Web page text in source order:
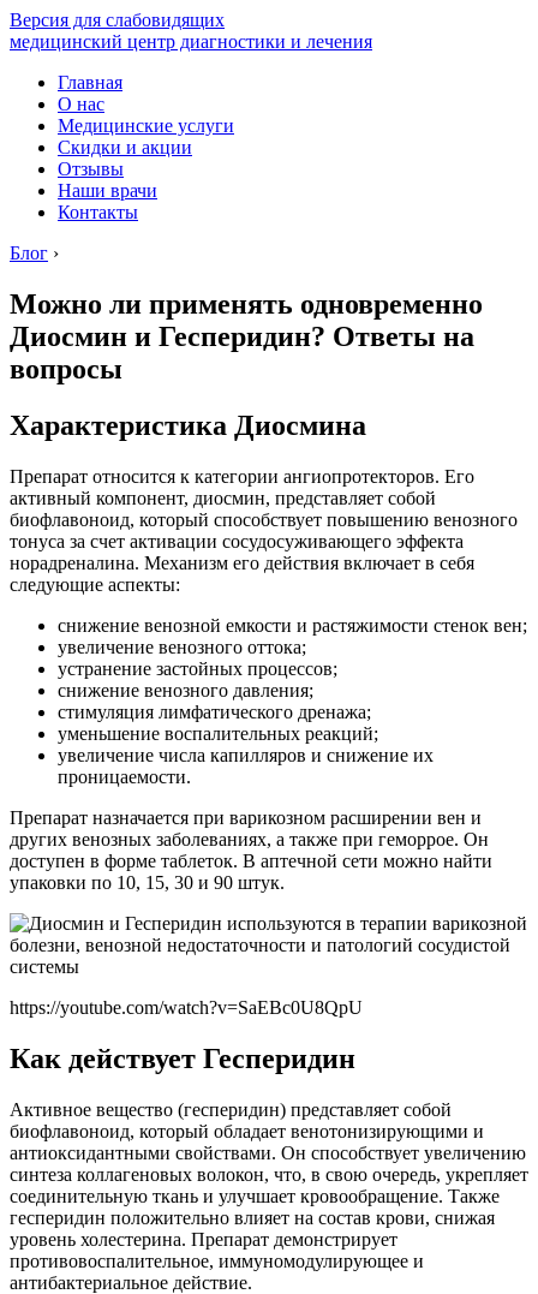
Версия для слабовидящих
медицинский центр диагностики и лечения
Главная
О нас
Медицинские услуги
Скидки и акции
Отзывы
Наши врачи
Контакты
Блог ›
Можно ли применять одновременно
Диосмин и Гесперидин? Ответы на
вопросы
Характеристика Диосмина
Препарат относится к категории ангиопротекторов. Его
активный компонент, диосмин, представляет собой
биофлавоноид, который способствует повышению венозного
тонуса за счет активации сосудосуживающего эффекта
норадреналина. Механизм его действия включает в себя
следующие аспекты:
снижение венозной емкости и растяжимости стенок вен;
увеличение венозного оттока;
устранение застойных процессов;
снижение венозного давления;
стимуляция лимфатического дренажа;
уменьшение воспалительных реакций;
увеличение числа капилляров и снижение их
проницаемости.
Препарат назначается при варикозном расширении вен и
других венозных заболеваниях, а также при геморрое. Он
доступен в форме таблеток. В аптечной сети можно найти
упаковки по 10, 15, 30 и 90 штук.
https://youtube.com/watch?v=SaEBc0U8QpU
Как действует Гесперидин
Активное вещество (гесперидин) представляет собой
биофлавоноид, который обладает венотонизирующими и
антиоксидантными свойствами. Он способствует увеличению
синтеза коллагеновых волокон, что, в свою очередь, укрепляет
соединительную ткань и улучшает кровообращение. Также
гесперидин положительно влияет на состав крови, снижая
уровень холестерина. Препарат демонстрирует
противовоспалительное, иммуномодулирующее и
антибактериальное действие.